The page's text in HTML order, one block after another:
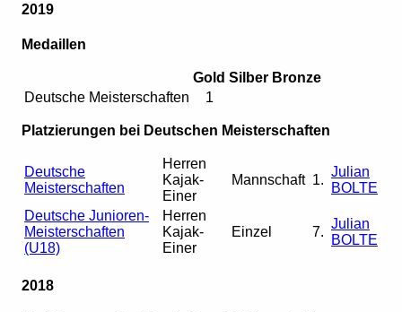
2019
Medaillen
Gold Silber Bronze
Deutsche Meisterschaften
1
Platzierungen bei Deutschen Meisterschaften
Deutsche
Meisterschaften
Herren
Kajak-
Einer
Mannschaft 1.
Julian
BOLTE
Deutsche Junioren-
Meisterschaften
(U18)
Herren
Kajak-
Einer
Einzel 7.
Julian
BOLTE
2018